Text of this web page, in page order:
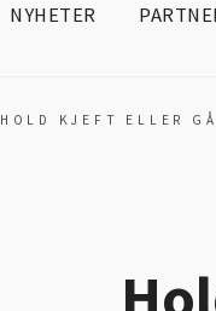
NYHETER
HOLD KJEFT ELLER